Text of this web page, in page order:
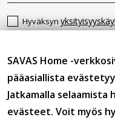
Hyväksyn
SAVAS Home -
pääasiallista
Jatkamalla
evästeet. Voit myös